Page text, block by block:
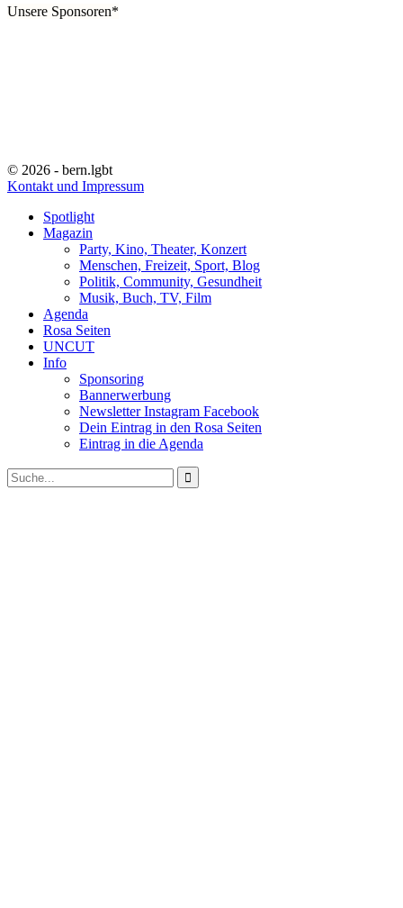
Unsere Sponsoren*
© 2026 - bern.lgbt
Kontakt und Impressum
Spotlight
Magazin
Party, Kino, Theater, Konzert
Menschen, Freizeit, Sport, Blog
Politik, Community, Gesundheit
Musik, Buch, TV, Film
Agenda
Rosa Seiten
UNCUT
Info
Sponsoring
Bannerwerbung
Newsletter Instagram Facebook
Dein Eintrag in den Rosa Seiten
Eintrag in die Agenda